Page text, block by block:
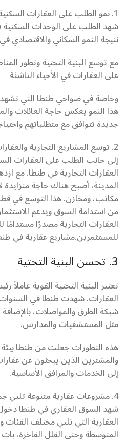
1. نمو الطلب على العقارات السكنية
شهد الطلب على الوحدات
نتيجة النمو السكاني والاقتصادي
مع توسع البنية التحتية وتطور
على العقارات في الأحياء الناشئة
وخاصة في ضواحي طنطا التي
هذا النمو يعكس حاجة العائلات
جديدة تتوافق مع متطلباتهم
2. توسع المشاريع التجارية والعقارات التجارية
إلى جانب الطلب على العقارات
العقارات التجارية في طنطا. مع
المدينة، أصبح هناك حاجة متزايدة
مكاتب، ومخازن. هذا التوسع في
من استدامة السوق ويدعم
العقارات التجارية مصدرًا مستدامًا
للمستثمرين.مشاريع عقارية في
3. تحسن البنية التحتية
تعتبر البنية التحتية القوية
العقارات. شهدت طنطا في
شبكة الطرق والمواصلات،
مثل المستشفيات والمدارس.
هذه التطورات جعلت من طنطا
والمشترين الذين يبحثون عن
إلى الخدمات والمرافق الأساسية.
4. مشروعات عقارية متنوعة تلبي جميع الفئات
شهد السوق العقاري في طنطا
العقارية التي تلبي مختلف الفئات
المتوسطة وحتى الفلل الفاخرة،